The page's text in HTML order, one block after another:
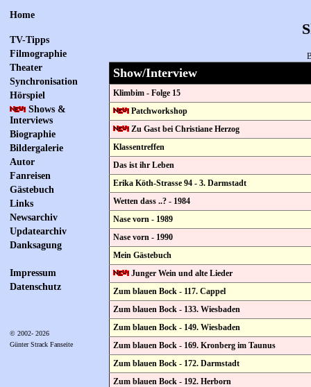
Home
TV-Tipps
Filmographie
Theater
Synchronisation
Hörspiel
Shows &
Interviews
Biographie
Bildergalerie
Autor
Fanreisen
Gästebuch
Links
Newsarchiv
Updatearchiv
Danksagung
Impressum
Datenschutz
© 2002- 2026
Günter Strack Fanseite
Show/Interview
Klimbim - Folge 15
Patchworkshop
Zu Gast bei Christiane Herzog
Klassentreffen
Das ist ihr Leben
Erika Köth-Strasse 94 - 3. Darmstadt
Wetten dass ..? - 1984
Nase vorn - 1989
Nase vorn - 1990
Mein Gästebuch
Junger Wein und alte Lieder
Zum blauen Bock - 117. Cappel
Zum blauen Bock - 133. Wiesbaden
Zum blauen Bock - 149. Wiesbaden
Zum blauen Bock - 169. Kronberg im Taunus
Zum blauen Bock - 172. Darmstadt
Zum blauen Bock - 192. Herborn